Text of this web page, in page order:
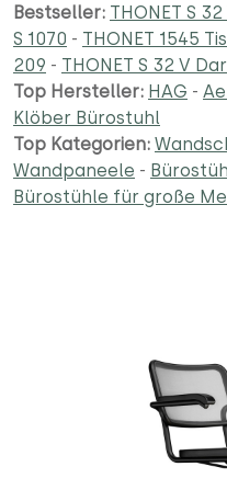
Bestseller: THONET S 32
S 1070 - THONET 1545
209 - THONET S 32 V
Top Hersteller: HAG -
Klöber Bürostuhl
Top Kategorien:
Wandpaneele -
Bürostühle für große